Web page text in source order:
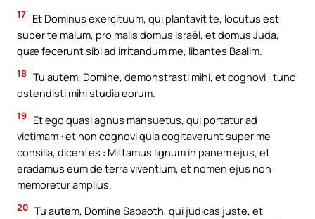
17 Et Dominus exercituum, qui plantavit te, locutus est
super te malum, pro malis domus Israël, et domus Juda,
quæ fecerunt sibi ad irritandum me, libantes Baalim.
18 Tu autem, Domine, demonstrasti mihi, et cognovi : tunc
ostendisti mihi studia eorum.
19
Et ego quasi agnus mansuetus, qui portatur ad
victimam : et non cognovi quia cogitaverunt super me
consilia, dicentes : Mittamus lignum in panem ejus, et
eradamus eum de terra viventium, et nomen ejus non
memoretur amplius.
20 Tu autem, Domine Sabaoth, qui judicas juste, et